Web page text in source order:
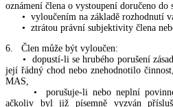
oznámení člena o vystoupení doručeno do
• vyloučením na základě rozhodnutí
• ztrátou právní subjektivity člena
6. Člen může být vyloučen:
• dopustí-li se hrubého porušení
její řádný chod nebo znehodnotilo
MAS,
• porušuje-li nebo neplní
ačkoliv byl již písemně vyzván